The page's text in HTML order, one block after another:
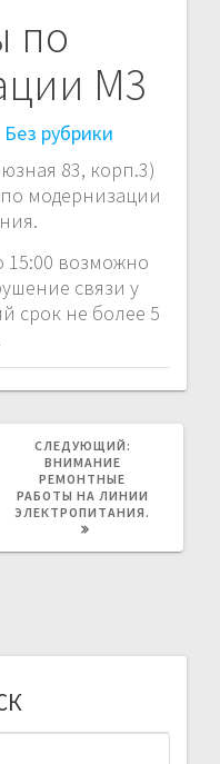
по
М3
Без рубрики
83, корп.3)
модернизации
15:00 возможно
связи у
срок не более 5
СЛЕДУЮЩИЙ:
ВНИМАНИЕ
РЕМОНТНЫЕ
РАБОТЫ НА ЛИНИИ
ЭЛЕКТРОПИТАНИЯ.